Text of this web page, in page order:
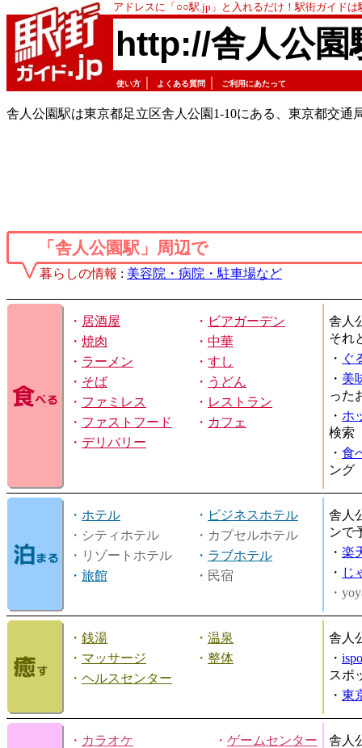
アドレスに「○○駅.jp」と入れるだけ！駅街ガイド
http://舎人公園
使い方 よくある質問 ご利用にあたって
舎人公園駅は東京都足立区舎人公園1-10にある、東京都交通
「舎人公園駅」周辺で
暮らしの情報 : 美容院・病院・駐車場など
・ 居酒屋 ・ ビアガーデン
・ 焼肉 ・ 中華
・ ラーメン ・ すし
・ そば ・ うどん
・ ファミレス ・ レストラン
・ ファストフード ・ カフェ
・ デリバリー
舎人
それ
・ ぐ
・ 美
った
・ ホ
検索
・ 食
ング
・ ホテル ・ ビジネスホテル
・シティホテル
・カプセルホテル
・リゾートホテル
・ ラブホテル
・ 旅館 ・民宿
舎人
ンで
・ 楽
・ じ
・
・ 銭湯 ・ 温泉
・ マッサージ ・ 整体
・ ヘルスセンター
舎人
・
スポ
・ 東
・ カラオケ ・ ゲームセンター
舎人